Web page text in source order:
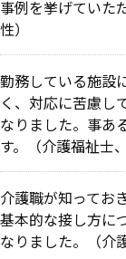
事例を挙げていた
性）
勤務している施設
く、対応に苦慮し
なりました。事あ
す。（介護福祉士
介護職が知ってお
基本的な接し方に
なりました。（介